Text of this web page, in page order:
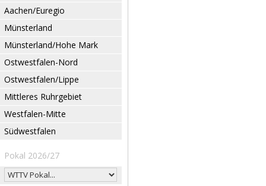
Aachen/Euregio
Münsterland
Münsterland/Hohe Mark
Ostwestfalen-Nord
Ostwestfalen/Lippe
Mittleres Ruhrgebiet
Westfalen-Mitte
Südwestfalen
Pokal 2026/27